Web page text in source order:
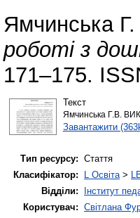
Ямчинська
роботі з
171–175.
Текст
Ямчинська Г.В.
Завантажити
Тип ресурсу: Стаття
Класифікатор:
L Освіта>
Відділи:
Інститут
Користувач: Світлана